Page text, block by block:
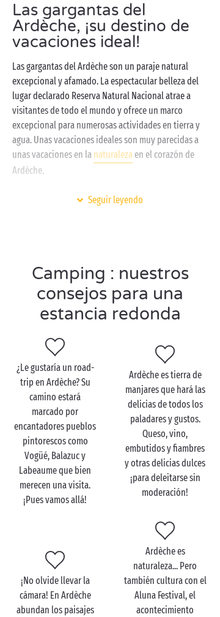
Las gargantas del
Ardèche, ¡su destino de
vacaciones ideal!
Las gargantas del Ardèche son un paraje natural
excepcional y afamado. La espectacular belleza del
lugar declarado Reserva Natural Nacional atrae a
visitantes de todo el mundo y ofrece un marco
excepcional para numerosas actividades en tierra y
agua. Unas vacaciones ideales son muy parecidas a
unas vacaciones en la naturaleza en el corazón de
Ardèche.
Para su alojamiento en Ardèche, Sandaya le ofrece lo
mejor del camping: un precioso entorno verde, dos
le apetezca.
Ardèche de en familia
No hay una sola manera de explorar las gargantas del
Ardèche en familia , sino infinidad de ellas. Esa es la
magia de tan increíble sitio: ¡todas valen! A bordo de
canoao de una barca, grandes y pequeños
disfrutarán de una maravillosa estancia a orillas del
río, tan relajante como asombrosa. ¡Los campistas
más jóvenes y atrevidos incluso podrán darse un
buen baño para refrescarse!
De vuelta a tierra firme y seca, la etapa siguiente será
numerosas sendas ciclables que rodean las
gargantas. Libres como pajaritos, cada pedalada les
llevará a usted y a su tropa una maravilla a otra y les
llenará la cabeza y el corazón de recuerdos
duraderos.
Seguir leyendo
Camping : nuestros
consejos para una
estancia redonda
¿Le gustaría un road-
trip en Ardèche? Su
camino estará
marcado por
encantadores pueblos
pintorescos como
Vogüé, Balazuc y
Labeaume que bien
merecen una visita.
¡Pues vamos allá!
Ardèche es tierra de
manjares que hará las
delicias de todos los
paladares y gustos.
Queso, vino,
embutidos y fiambres
y otras delicias dulces
¡para deleitarse sin
moderación!
¡No olvide llevar la
cámara! En Ardèche
abundan los paisajes
Ardèche es
naturaleza... Pero
también cultura con el
Aluna Festival, el
acontecimiento